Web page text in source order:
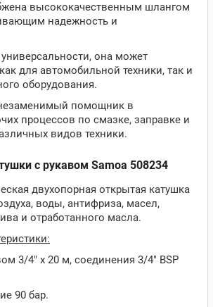
высококачественным шлангом
надежность и
она может
для автомобильной техники, так и
оборудования.
помощник в
процессов по смазке, заправке и
видов техники.
с рукавом Samoa 508234
двухопорная открытая катушка
воды, антифриза, масел,
и отработанного масла.
3/4" х 20 м, соединения 3/4" BSP
90 бар.